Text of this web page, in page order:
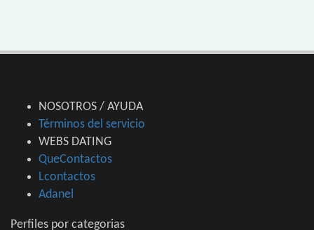
NOSOTROS / AYUDA
Términos del servicio
WEBS DATING
QueContactos
Lcontactos
Adanel
Perfiles por categorias